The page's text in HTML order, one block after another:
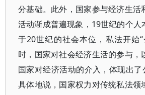
分基础。此外，国家参与经济生活
活动渐成普遍现象，19世纪的个人
于20世纪的社会本位，私法开始
时，国家对社会经济生活的参与，
国家对经济活动的介入，体现出了
具体地说，国家权力对传统私法领